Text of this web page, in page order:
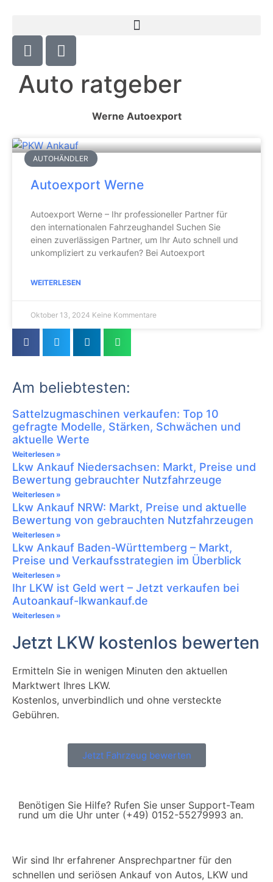
Auto ratgeber
Werne Autoexport
AUTOHÄNDLER
Autoexport Werne
Autoexport Werne – Ihr professioneller Partner für
den internationalen Fahrzeughandel Suchen Sie
einen zuverlässigen Partner, um Ihr Auto schnell und
unkompliziert zu verkaufen? Bei Autoexport
WEITERLESEN
Oktober 13, 2024 Keine Kommentare
Am beliebtesten:
Sattelzugmaschinen verkaufen: Top 10
gefragte Modelle, Stärken, Schwächen und
aktuelle Werte
Weiterlesen »
Lkw Ankauf Niedersachsen: Markt, Preise und
Bewertung gebrauchter Nutzfahrzeuge
Weiterlesen »
Lkw Ankauf NRW: Markt, Preise und aktuelle
Bewertung von gebrauchten Nutzfahrzeugen
Weiterlesen »
Lkw Ankauf Baden-Württemberg – Markt,
Preise und Verkaufsstrategien im Überblick
Weiterlesen »
Ihr LKW ist Geld wert – Jetzt verkaufen bei
Autoankauf-lkwankauf.de
Weiterlesen »
Jetzt LKW kostenlos bewerten
Ermitteln Sie in wenigen Minuten den aktuellen
Marktwert Ihres LKW.
Kostenlos, unverbindlich und ohne versteckte
Gebühren.
Jetzt Fahrzeug bewerten
Benötigen Sie Hilfe? Rufen Sie unser Support-Team
rund um die Uhr unter (+49) 0152-55279993 an.
Wir sind Ihr erfahrener Ansprechpartner für den
schnellen und seriösen Ankauf von Autos, LKW und